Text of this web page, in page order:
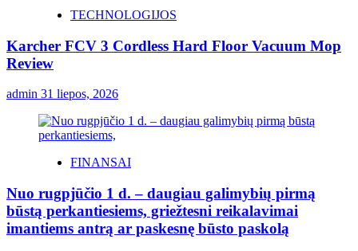
TECHNOLOGIJOS
Karcher FCV 3 Cordless Hard Floor Vacuum Mop
Review
admin 31 liepos, 2026
FINANSAI
Nuo rugpjūčio 1 d. – daugiau galimybių pirmą
būstą perkantiesiems, griežtesni reikalavimai
imantiems antrą ar paskesnę būsto paskolą